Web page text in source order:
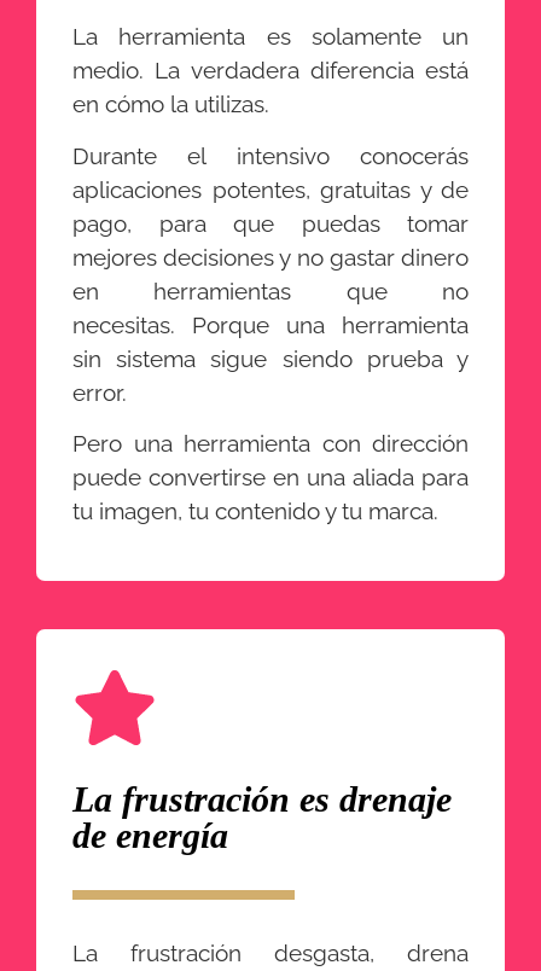
La herramienta es solamente un
medio. La verdadera diferencia está
en cómo la utilizas.
Durante el intensivo conocerás
aplicaciones potentes, gratuitas y de
pago, para que puedas tomar
mejores decisiones y no gastar dinero
en herramientas que no
necesitas. Porque una herramienta
sin sistema sigue siendo prueba y
error.
Pero una herramienta con dirección
puede convertirse en una aliada para
tu imagen, tu contenido y tu marca.
La frustración es drenaje
de energía
La frustración desgasta, drena